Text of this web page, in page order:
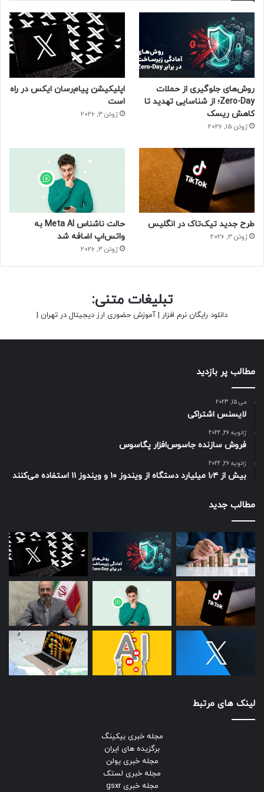
روش‌های جلوگیری از حملات
Zero-Day؛ از شناسایی تهدید تا
کاهش ریسک
ژوئن 15, 2026
اپلیکیشن پیام‌رسان ایکس در راه
است
ژوئن 3, 2026
طرح جدید تیک‌تاک در انگلیس
ژوئن 3, 2026
حالت ناشناس Meta AI به
واتس‌اپ اضافه شد
ژوئن 3, 2026
تبلیغات متنی:
دانلود رایگان نرم افزار | آموزش حضوری ارز دیجیتال در تهران |
مطالب پر بازدید
می 15, 2023
لایسنس اشتراکی
ژانویه 26, 2022
فروش سازنده جاسوس‌افزار پگاسوس
ژانویه 26, 2022
بیش از ۱٫۴ میلیارد دستگاه از ویندوز ۱۰ و ویندوز ۱۱ استفاده می‌کنند
مطالب جدید
لینک های مرتبط
مجله خبری بیکینگ
برگزیده های ایران
مجله خبری یولن
مجله خبری لستک
مجله خبری gsxr